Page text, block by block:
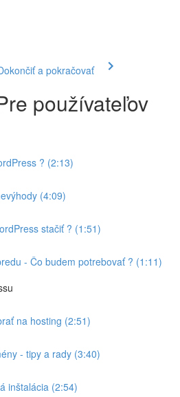
a pokračovať
používateľov
? (2:13)
(4:09)
stačiť ? (1:51)
- Čo budem potrebovať ? (1:11)
na hosting (2:51)
- tipy a rady (3:40)
inštalácia (2:54)